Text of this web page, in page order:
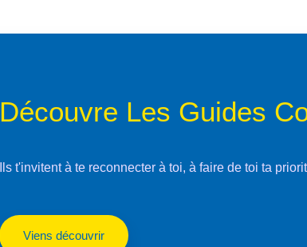
Découvre Les Guides
Ils t'invitent à te reconnecter à toi, à faire de toi ta
Viens découvrir